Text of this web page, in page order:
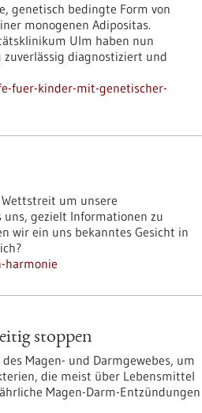
genetisch bedingte Form von
monogenen Adipositas.
Ulm haben nun
diagnostiziert und
fuer-kinder-mit-genetischer-
um unsere
gezielt Informationen zu
wir ein uns bekanntes Gesicht in
stoppen
Magen- und Darmgewebes, um
die meist über Lebensmittel
Magen-Darm-Entzündungen